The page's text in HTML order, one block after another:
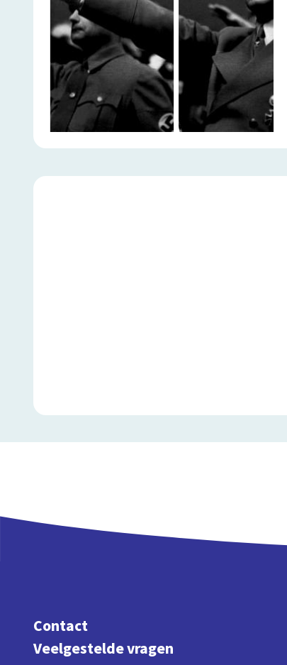
Contact
Veelgestelde vragen